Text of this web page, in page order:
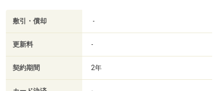
敷引・償却 -
更新料 -
契約期間 2年